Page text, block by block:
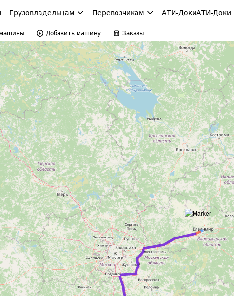
Грузовладельцам Перевозчикам АТИ-ДокиАТИ-Доки
Добавить машину Заказы